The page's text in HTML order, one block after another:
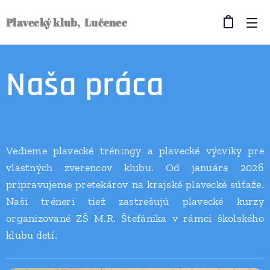
Plavecký klub, Lučenec
Naša práca
Vedieme plavecké tréningy a plavecké výcviky pre
vlastných zverencov klubu. Od januára 2026
pripravujeme pretekárov na krajské plavecké súťaže.
Naši tréneri tiež zastrešujú plavecké kurzy
organizované ZŠ M.R. Štefánika v rámci školského
klubu detí.